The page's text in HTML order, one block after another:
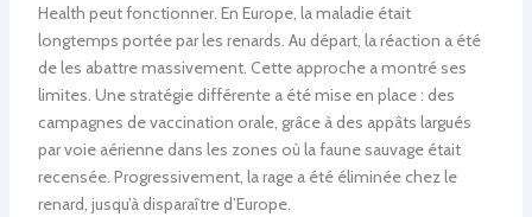
Health peut fonctionner. En Europe, la maladie était
longtemps portée par les renards. Au départ, la réaction a été
de les abattre massivement. Cette approche a montré ses
limites. Une stratégie différente a été mise en place : des
campagnes de vaccination orale, grâce à des appâts largués
par voie aérienne dans les zones où la faune sauvage était
recensée. Progressivement, la rage a été éliminée chez le
renard, jusqu’à disparaître d’Europe.